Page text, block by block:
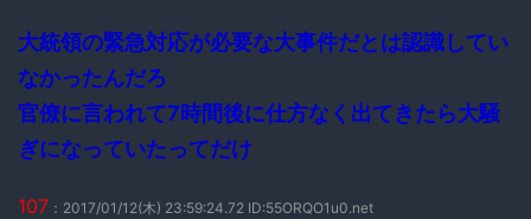
大統領の緊急対応が必要な大事件だとは認識してい
なかったんだろ
官僚に言われて7時間後に仕方なく出てきたら大騒
ぎになっていたってだけ
107 ：2017/01/12(木) 23:59:24.72 ID:55ORQO1u0.net